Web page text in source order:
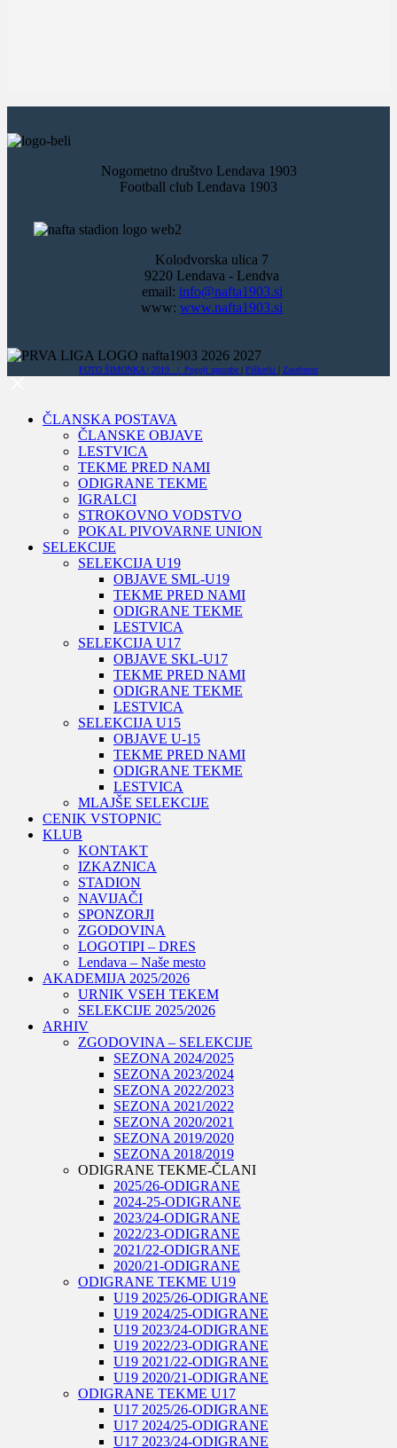
Nogometno društvo Lendava 1903
Football club Lendava 1903
Kolodvorska ulica 7
9220 Lendava - Lendva
email: info@nafta1903.si
www: www.nafta1903.si
FOTO ŠIMONKA | 2019 | Pogoji uporabe Piškotki Zasebnost
ČLANSKA POSTAVA
ČLANSKE OBJAVE
LESTVICA
TEKME PRED NAMI
ODIGRANE TEKME
IGRALCI
STROKOVNO VODSTVO
POKAL PIVOVARNE UNION
SELEKCIJE
SELEKCIJA U19
OBJAVE SML-U19
TEKME PRED NAMI
ODIGRANE TEKME
LESTVICA
SELEKCIJA U17
OBJAVE SKL-U17
TEKME PRED NAMI
ODIGRANE TEKME
LESTVICA
SELEKCIJA U15
OBJAVE U-15
TEKME PRED NAMI
ODIGRANE TEKME
LESTVICA
MLAJŠE SELEKCIJE
CENIK VSTOPNIC
KLUB
KONTAKT
IZKAZNICA
STADION
NAVIJAČI
SPONZORJI
ZGODOVINA
LOGOTIPI – DRES
Lendava – Naše mesto
AKADEMIJA 2025/2026
URNIK VSEH TEKEM
SELEKCIJE 2025/2026
ARHIV
ZGODOVINA – SELEKCIJE
SEZONA 2024/2025
SEZONA 2023/2024
SEZONA 2022/2023
SEZONA 2021/2022
SEZONA 2020/2021
SEZONA 2019/2020
SEZONA 2018/2019
ODIGRANE TEKME-ČLANI
2025/26-ODIGRANE
2024-25-ODIGRANE
2023/24-ODIGRANE
2022/23-ODIGRANE
2021/22-ODIGRANE
2020/21-ODIGRANE
ODIGRANE TEKME U19
U19 2025/26-ODIGRANE
U19 2024/25-ODIGRANE
U19 2023/24-ODIGRANE
U19 2022/23-ODIGRANE
U19 2021/22-ODIGRANE
U19 2020/21-ODIGRANE
ODIGRANE TEKME U17
U17 2025/26-ODIGRANE
U17 2024/25-ODIGRANE
U17 2023/24-ODIGRANE